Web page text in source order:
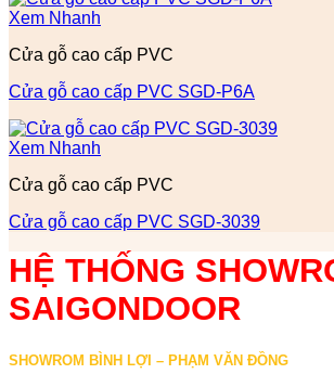
Xem Nhanh
Cửa gỗ cao cấp PVC
Cửa gỗ cao cấp PVC SGD-P6A
Xem Nhanh
Cửa gỗ cao cấp PVC
Cửa gỗ cao cấp PVC SGD-3039
HỆ THỐNG
SAIGONDOOR
SHOWROM BÌNH LỢI – PHẠM VĂN ĐỒNG